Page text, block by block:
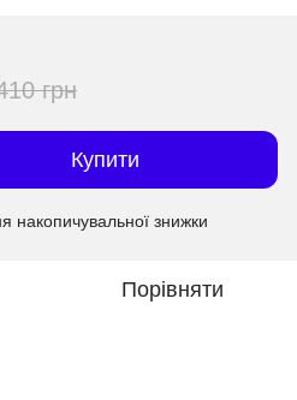
грн
Купити
накопичувальної знижки
Порівняти